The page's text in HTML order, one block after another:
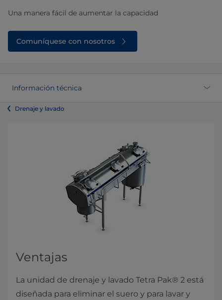
Una manera fácil de aumentar la capacidad
Comuníquese con nosotros
Información técnica
Drenaje y lavado
Ventajas
La unidad de drenaje y lavado Tetra Pak® 2 está
diseñada para eliminar el suero y para lavar y